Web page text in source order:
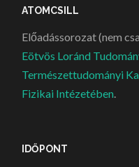
ATOMCSILL
Előadássorozat (nem
Eötvös Loránd
Természettudományi
Fizikai Intézetében.
IDŐPONT